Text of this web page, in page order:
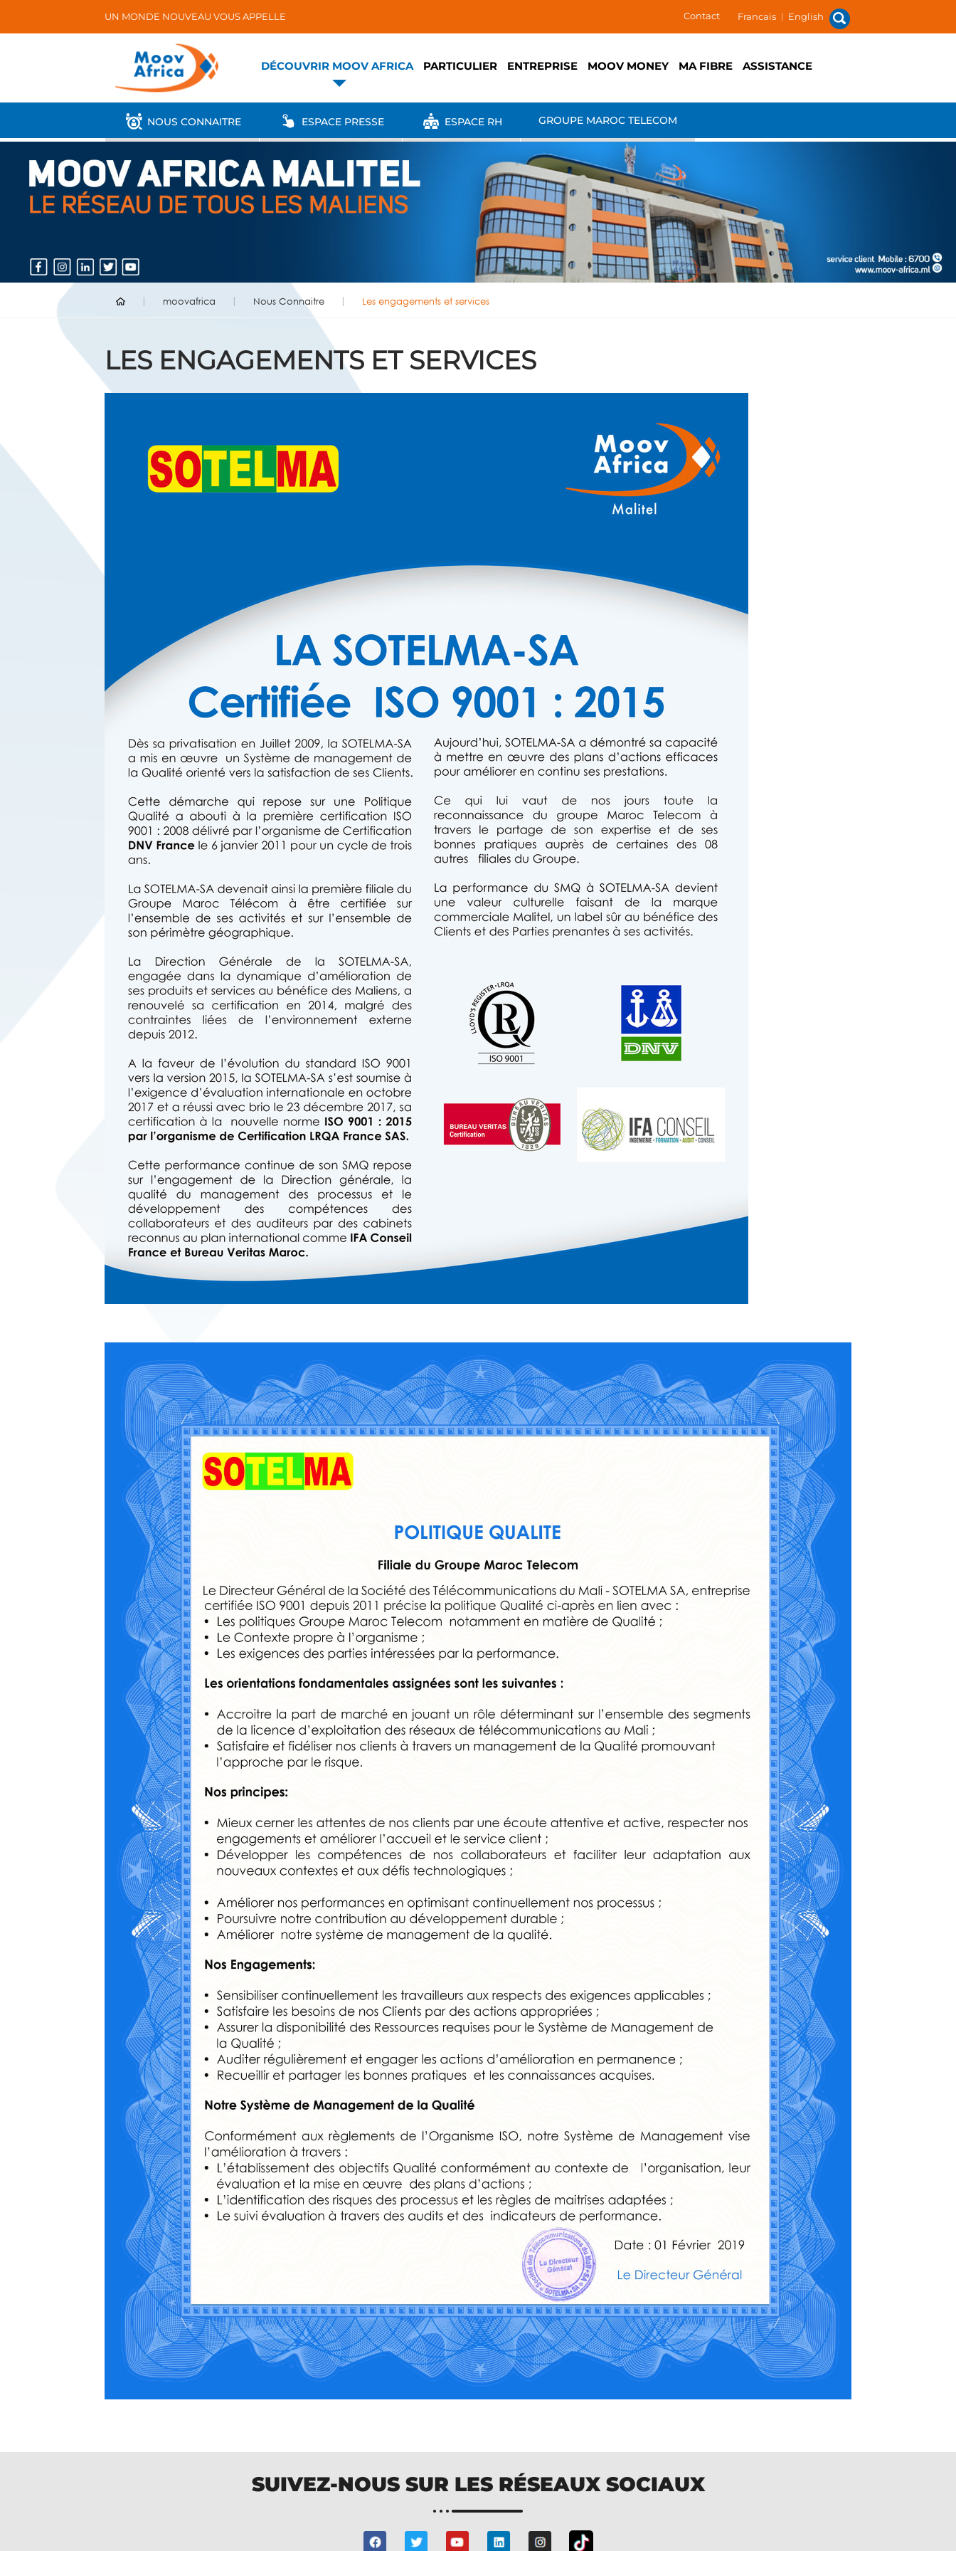
UN MONDE NOUVEAU VOUS APPELLE Contact Francais | English
DÉCOUVRIR MOOV AFRICA PARTICULIER ENTREPRISE MOOV MONEY MA FIBRE ASSISTANCE
NOUS CONNAITRE ESPACE PRESSE ESPACE RH GROUPE MAROC TELECOM
moovafrica Nous Connaitre Les engagements et services
LES ENGAGEMENTS ET SERVICES
SUIVEZ-NOUS SUR LES RÉSEAUX SOCIAUX